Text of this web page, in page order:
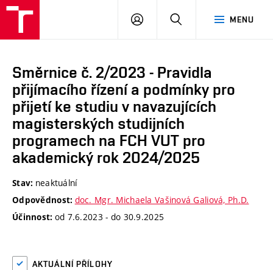
MENU
PŘIHLÁSIT
Směrnice č. 2/2023 - Pravidla
přijímacího řízení a podmínky pro
přijetí ke studiu v navazujících
magisterských studijních
programech na FCH VUT pro
akademický rok 2024/2025
Stav: neaktuální
Odpovědnost: doc. Mgr. Michaela Vašinová Galiová, Ph.D.
Účinnost: od 7.6.2023 - do 30.9.2025
AKTUÁLNÍ PŘÍLOHY